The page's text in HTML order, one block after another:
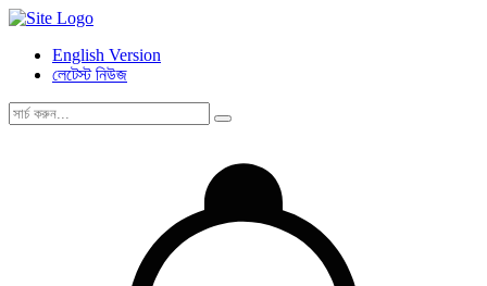
English Version
লেটেস্ট নিউজ